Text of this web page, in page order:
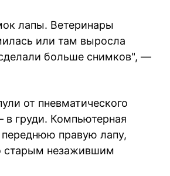
лапы. Ветеринары
или там выросла
больше снимков", —
от пневматического
в груди. Компьютерная
правую лапу,
старым незажившим